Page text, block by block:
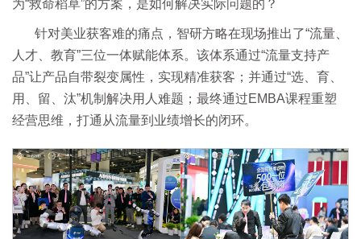
为“救命稻草”的方案，是如何解决实际问题的？
针对美业获客难的痛点，智研方略在现场推出了“流量、
人才、教育”三位一体赋能体系。该体系通过“流量支持产
品”让产品自带裂变属性，实现精准获客；并通过“选、育、
用、留、汰”机制解决用人难题；最终通过EMBA课程重塑
经营思维，打通从流量到业绩增长的闭环。